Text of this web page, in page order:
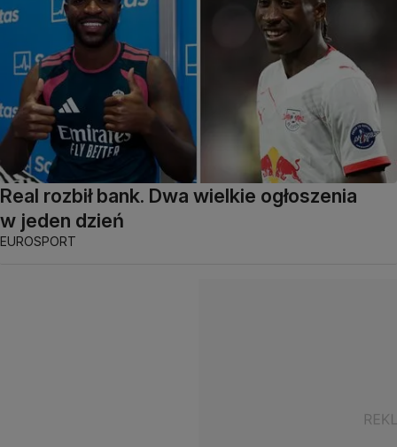
Real rozbił bank. Dwa wielkie ogłoszenia
w jeden dzień
EUROSPORT